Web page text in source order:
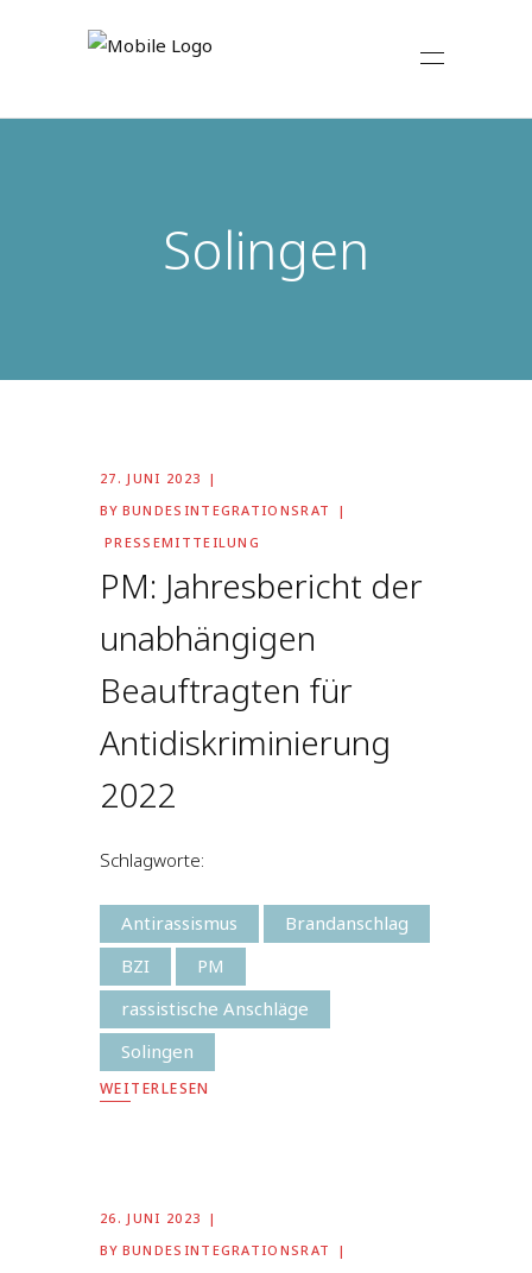
Solingen
27. JUNI 2023
BY BUNDESINTEGRATIONSRAT
PRESSEMITTEILUNG
PM: Jahresbericht der
unabhängigen
Beauftragten für
Antidiskriminierung
2022
Schlagworte:
Antirassismus
Brandanschlag
BZI
PM
rassistische Anschläge
Solingen
WEITERLESEN
26. JUNI 2023
BY BUNDESINTEGRATIONSRAT